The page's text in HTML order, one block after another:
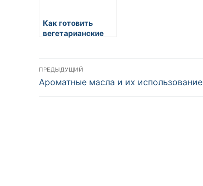
Как готовить
вегетарианские
Навигация
по
ПРЕДЫДУЩИЙ
Предыдущая
Ароматные масла и их использование